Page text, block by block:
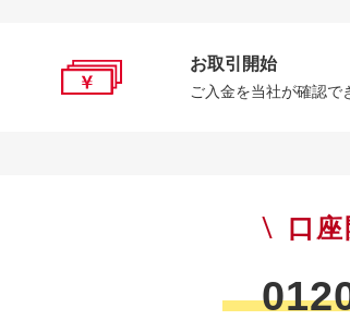
お取引開始
ご入金を当社が確認で
口